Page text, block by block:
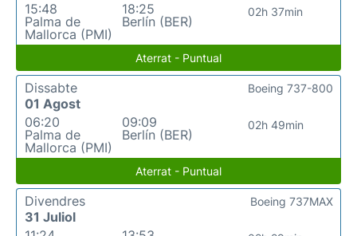
15:48
Palma de
Mallorca (PMI)
18:25
Berlín (BER)
02h 37min
Aterrat - Puntual
Dissabte
01 Agost
06:20
Palma de
Mallorca (PMI)
09:09
Berlín (BER)
02h 49min
Boeing 737-800
Aterrat - Puntual
Divendres
31 Juliol
Boeing 737MAX